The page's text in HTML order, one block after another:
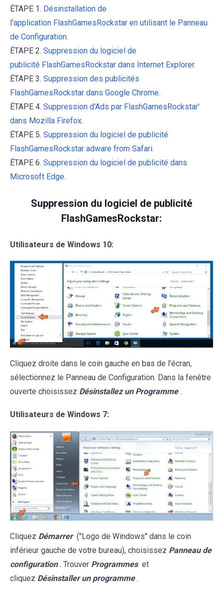
ÉTAPE 1. Désinstallation de
l'application FlashGamesRockstar en utilisant le Panneau
de Configuration.
ÉTAPE 2. Suppression du logiciel de
publicité FlashGamesRockstar dans Internet Explorer.
ÉTAPE 3. Suppression des publicités
FlashGamesRockstar dans Google Chrome.
ÉTAPE 4. Suppression d'Ads par FlashGamesRockstar'
dans Mozilla Firefox.
ÉTAPE 5. Suppression du logiciel de publicité
FlashGamesRockstar adware from Safari.
ÉTAPE 6. Suppression du logiciel de publicité dans
Microsoft Edge.
Suppression du logiciel de publicité
FlashGamesRockstar:
Utilisateurs de Windows 10:
Cliquez droite dans le coin gauche en bas de l'écran,
sélectionnez le Panneau de Configuration. Dans la fenêtre
ouverte choisissez Désinstallez un Programme .
Utilisateurs de Windows 7:
Cliquez Démarrer ("Logo de Windows" dans le coin
inférieur gauche de votre bureau), choisissez Panneau de
configuration . Trouver Programmes et
cliquez Désinstaller un programme .